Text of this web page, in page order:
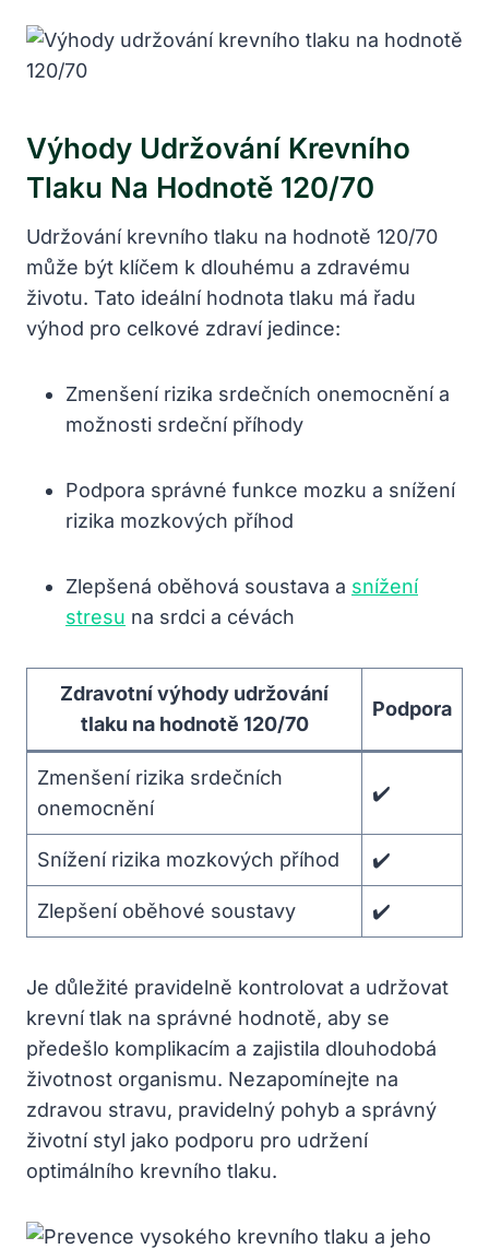
Výhody Udržování Krevního
Tlaku Na Hodnotě 120/70
Udržování ‍krevního tlaku na ‌hodnotě 120/70
může být‌ klíčem k dlouhému‌ a zdravému
životu. Tato ideální hodnota⁤ tlaku‍ má ​řadu
výhod pro celkové zdraví jedince:
Zmenšení rizika ‌srdečních‍ onemocnění a
‍možnosti srdeční⁢ příhody
Podpora správné funkce mozku a snížení
rizika mozkových příhod
Zlepšená oběhová soustava a snížení
stresu na srdci a cévách
Zdravotní výhody udržování
‍tlaku na hodnotě ⁢120/70
Podpora
Zmenšení rizika srdečních
onemocnění
✔️
Snížení rizika mozkových příhod ✔️
Zlepšení oběhové soustavy ✔️
Je důležité‍ pravidelně kontrolovat a udržovat
krevní​ tlak na správné hodnotě, aby se
předešlo komplikacím a zajistila dlouhodobá
životnost organismu. Nezapomínejte‌ na‍
zdravou ‌stravu, pravidelný pohyb a správný
životní styl jako podporu pro udržení
optimálního krevního tlaku.